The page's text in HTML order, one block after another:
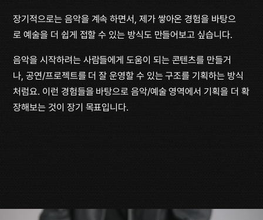
장기적으로는 음악을 계속 하면서, 제가 쌓아온 경험을 바탕으
로 예술을 더 쉽게 접할 수 있는 방식도 만들어보고 싶습니다.
음악을 시작하려는 사람들에게 도움이 되는 콘텐츠를 만들거
나, 공연/프로젝트를 더 잘 운영할 수 있는 구조를 기획하는 방식
처럼요. 이런 경험들을 바탕으로 음악/예술 영역에서 기획을 더 확
장해보는 것이 장기 목표입니다.